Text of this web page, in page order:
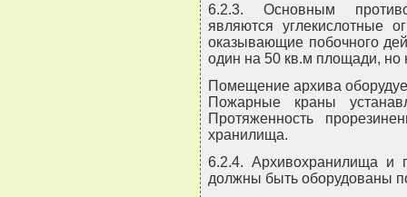
6.2.3. Основным
являются углекислотные
оказывающие побочного
один на 50 кв.м площади,
Помещение архива
Пожарные краны
Протяженность
хранилища.
6.2.4. Архивохранилища и
должны быть оборудованы